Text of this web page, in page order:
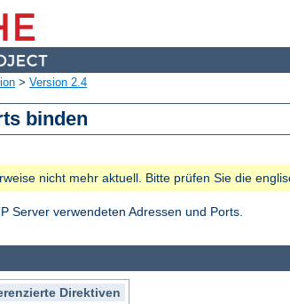
> Version 2.4
binden
nicht mehr aktuell. Bitte prüfen Sie die
Server verwendeten Adressen und Ports.
Direktiven